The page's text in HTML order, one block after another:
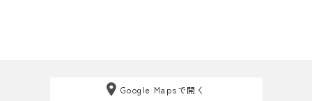
Google Mapsで開く